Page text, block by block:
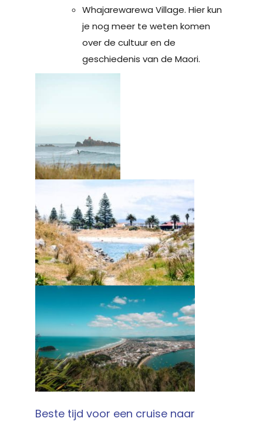
Whajarewarewa Village. Hier kun
je nog meer te weten komen
over de cultuur en de
geschiedenis van de Maori.
Beste tijd voor een cruise naar